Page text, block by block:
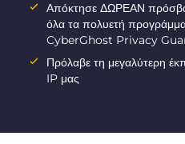
Απόκτησε ΔΩΡΕΑΝ
όλα τα πολυετή
CyberGhost Privacy
Πρόλαβε τη μεγαλύτερη
IP μας